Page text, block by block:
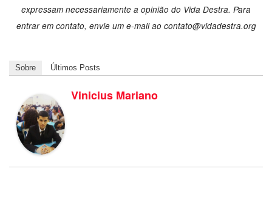
expressam necessariamente a opinião do Vida Destra. Para
entrar em contato, envie um e-mail ao contato@vidadestra.org
Sobre Últimos Posts
Vinicius Mariano